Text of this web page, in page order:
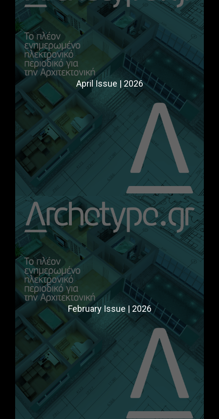
April Issue | 2026
February Issue | 2026